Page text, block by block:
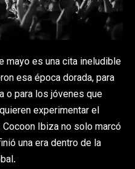
mayo es una cita ineludible
esa época dorada, para
o para los jóvenes que
experimentar el
Ibiza no solo marcó
una era dentro de la